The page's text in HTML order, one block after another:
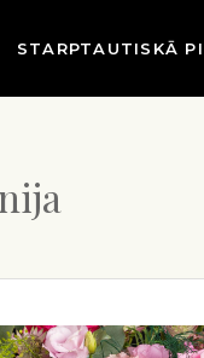
STARPTAUTISKĀ